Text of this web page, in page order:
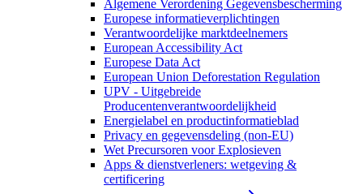
Algemene Verordening Gegevensbescherming
Europese informatieverplichtingen
Verantwoordelijke marktdeelnemers
European Accessibility Act
Europese Data Act
European Union Deforestation Regulation
UPV - Uitgebreide
Producentenverantwoordelijkheid
Energielabel en productinformatieblad
Privacy en gegevensdeling (non-EU)
Wet Precursoren voor Explosieven
Apps & dienstverleners: wetgeving &
certificering